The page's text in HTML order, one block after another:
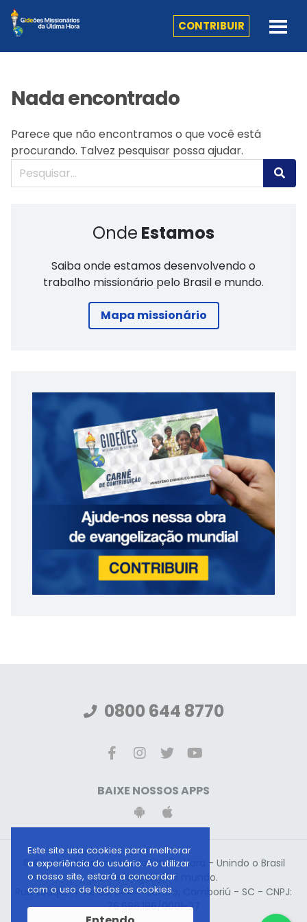
CONTRIBUIR
Nada encontrado
Parece que não encontramos o que você está
procurando. Talvez pesquisar possa ajudar.
Onde Estamos
Saiba onde estamos desenvolvendo o
trabalho missionário pelo Brasil e mundo.
Mapa missionário
Este site usa cookies para melhorar
a experiência do usuário. Ao utilizar
o nosso site, estará a concordar
com o uso de todos os cookies.
0800 644 8770
BAIXE NOSSOS APPS
© Gideões Missionários da Última Hora - Unindo o Brasil
para evangelizar o mundo.
Rua Joaquim Nunes, 244 - Centro, Camboriú - SC - CNPJ:
76.696.186/0001-27